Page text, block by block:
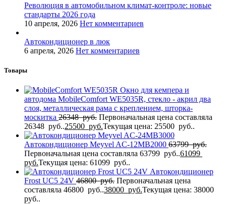
Революция в автомобильном климат-контроле: новые
стандарты 2026 года
10 апреля, 2026 Нет комментариев
Автокондиционер в люк
6 апреля, 2026 Нет комментариев
Товары
Окно для кемпера и
автодома MobileComfort WE5035R, стекло - акрил два
слоя, металлическая рама с креплением, шторка-
москитка 26348руб. Первоначальная цена составляла
26348 руб..25500 руб.Текущая цена: 25500 руб..
Автокондиционер Meyvel AC-12MB2000 63799руб.
Первоначальная цена составляла 63799 руб..61099
руб.Текущая цена: 61099 руб..
Автокондиционер
Frost UC5 24V 46800руб. Первоначальная цена
составляла 46800 руб..38000 руб.Текущая цена: 38000
руб..